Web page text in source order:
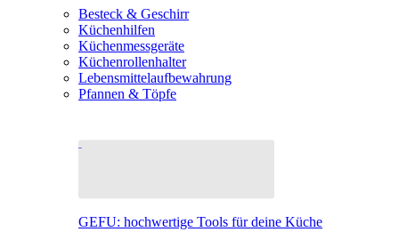
Besteck & Geschirr
Küchenhilfen
Küchenmessgeräte
Küchenrollenhalter
Lebensmittelaufbewahrung
Pfannen & Töpfe
GEFU: hochwertige Tools für deine Küche